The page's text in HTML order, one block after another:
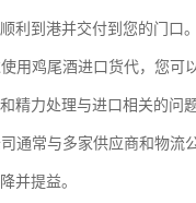
利到港并交付到您的门口。
用鸡尾酒进口货代，您
精力处理与进口相关的问题
通常与多家供应商和物
并提益。